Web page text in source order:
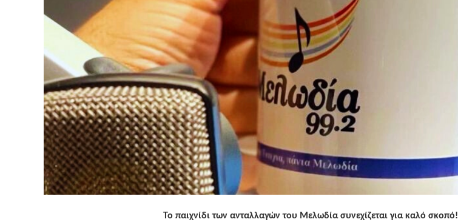
Το παιχνίδι των ανταλλαγών του Μελωδία συνεχίζεται για καλό σκοπό!